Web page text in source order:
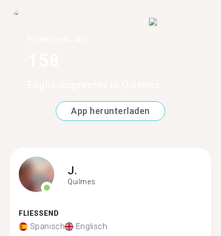
App herunterladen
J.
Quilmes
FLIESSEND
Spanisch Englisch